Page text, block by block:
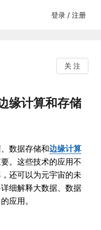
登录 / 注册
关 注
缘计算和存储
数据存储和边缘计算
。这些技术的应用不
还可以为元宇宙的未
细解释大数据、数据
应用。